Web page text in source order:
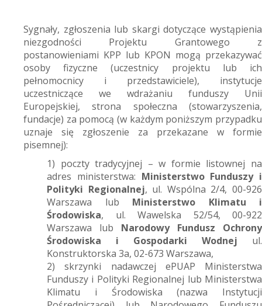
Sygnały, zgłoszenia lub skargi dotyczące wystąpienia
niezgodności Projektu Grantowego z
postanowieniami KPP lub KPON mogą przekazywać
osoby fizyczne (uczestnicy projektu lub ich
pełnomocnicy i przedstawiciele), instytucje
uczestniczące we wdrażaniu funduszy Unii
Europejskiej, strona społeczna (stowarzyszenia,
fundacje) za pomocą (w każdym poniższym przypadku
uznaje się zgłoszenie za przekazane w formie
pisemnej):
1) poczty tradycyjnej – w formie listownej na
adres ministerstwa: Ministerstwo Funduszy i
Polityki Regionalnej, ul. Wspólna 2/4, 00-926
Warszawa lub Ministerstwo Klimatu i
Środowiska, ul. Wawelska 52/54, 00-922
Warszawa lub Narodowy Fundusz Ochrony
Środowiska i Gospodarki Wodnej ul.
Konstruktorska 3a, 02-673 Warszawa,
2) skrzynki nadawczej ePUAP Ministerstwa
Funduszy i Polityki Regionalnej lub Ministerstwa
Klimatu i Środowiska (nazwa Instytucji